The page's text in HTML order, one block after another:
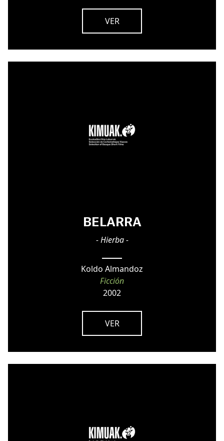
VER
BELARRA
- Hierba -
Koldo Almandoz
Ficción
2002
VER